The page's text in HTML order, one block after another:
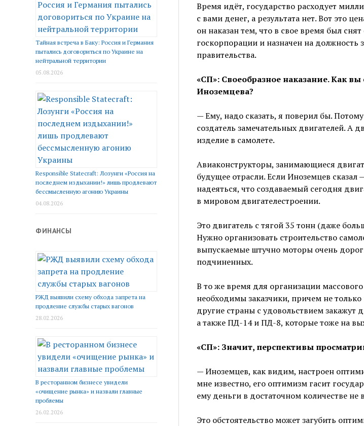
Тайная встреча в Баку: Россия и Германия
пытались договориться по Украине на
нейтральной территории
05.08.2026
Responsible Statecraft: Лозунги «Россия на
последнем издыхании!» лишь продлевают
бессмысленную агонию Украины
04.08.2026
ФИНАНСЫ
РЖД выявили схему обхода запрета на
продление службы старых вагонов
28.02.2026
В ресторанном бизнесе увидели
«очищение рынка» и назвали главные
проблемы
26.02.2026
Время идёт, государство расходует
с вами денег, а результата нет. Вот это
он наказан тем, что в свое время был
госкорпорации и назначен на должность
правительства.
«СП»: Своеобразное наказание. Как вы
Иноземцева?
— Ему, надо сказать, я поверил бы.
создатель замечательных двигателей. А
изделие в самолете.
Авиаконструкторы, занимающиеся
будущее отрасли. Если Иноземцев
надеяться, что создаваемый сегодня
в мировом двигателестроении.
Это двигатель с тягой 35 тонн (даже
Нужно организовать строительство
выпускаемые штучно моторы очень
подчиненных.
В то же время для организации
необходимы заказчики, причем не
другие страны с удовольствием закажут
а также ПД-14 и ПД-8, которые тоже на
«СП»: Значит, перспективы
— Иноземцев, как видим, настроен
мне известно, его оптимизм гасит
ему деньги в достаточном количестве не
Это обстоятельство может загубить